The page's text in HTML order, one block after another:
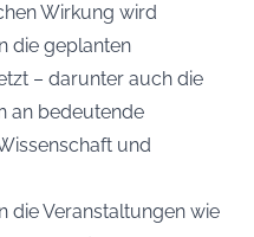
Wirkung wird
die geplanten
– darunter auch die
an bedeutende
und
die Veranstaltungen wie